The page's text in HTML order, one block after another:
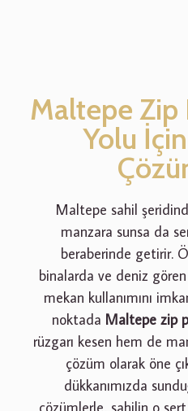
Maltepe Zip
Yolu
Maltepe sahil
manzara sunsa da
beraberinde getirir.
binalarda ve deniz
mekan kullanımını
noktada Maltepe zip
rüzgarı kesen hem de
çözüm olarak öne
dükkanımızda